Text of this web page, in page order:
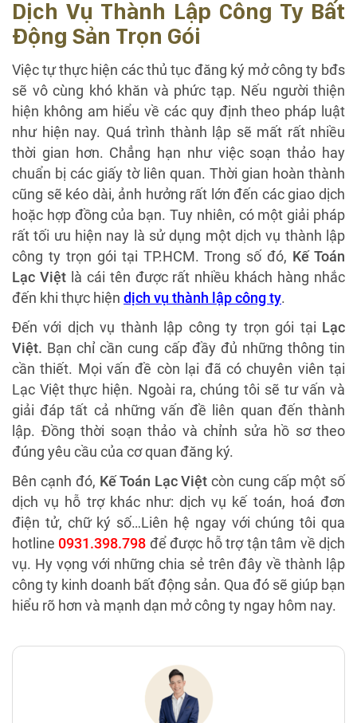
Dịch Vụ Thành Lập Công Ty Bất
Động Sản Trọn Gói
Việc tự thực hiện các thủ tục đăng ký mở công ty bđs
sẽ vô cùng khó khăn và phức tạp. Nếu người thiện
hiện không am hiểu về các quy định theo pháp luật
như hiện nay. Quá trình thành lập sẽ mất rất nhiều
thời gian hơn. Chẳng hạn như việc soạn thảo hay
chuẩn bị các giấy tờ liên quan. Thời gian hoàn thành
cũng sẽ kéo dài, ảnh hưởng rất lớn đến các giao dịch
hoặc hợp đồng của bạn. Tuy nhiên, có một giải pháp
rất tối ưu hiện nay là sử dụng một dịch vụ thành lập
công ty trọn gói tại TP.HCM. Trong số đó, Kế Toán
Lạc Việtlà cái tên được rất nhiều khách hàng nhắc
đến khi thực hiện dịch vụ thành lập công ty.
Đến với dịch vụ thành lập công ty trọn gói tại Lạc
Việt. Bạn chỉ cần cung cấp đầy đủ những thông tin
cần thiết. Mọi vấn đề còn lại đã có chuyên viên tại
Lạc Việt thực hiện. Ngoài ra, chúng tôi sẽ tư vấn và
giải đáp tất cả những vấn đề liên quan đến thành
lập. Đồng thời soạn thảo và chỉnh sửa hồ sơ theo
đúng yêu cầu của cơ quan đăng ký.
Bên cạnh đó, Kế Toán Lạc Việt còn cung cấp một số
dịch vụ hỗ trợ khác như: dịch vụ kế toán, hoá đơn
điện tử, chữ ký số…Liên hệ ngay với chúng tôi qua
hotline 0931.398.798 để được hỗ trợ tận tâm về dịch
vụ. Hy vọng với những chia sẻ trên đây về thành lập
công ty kinh doanh bất động sản. Qua đó sẽ giúp bạn
hiểu rõ hơn và mạnh dạn mở công ty ngay hôm nay.